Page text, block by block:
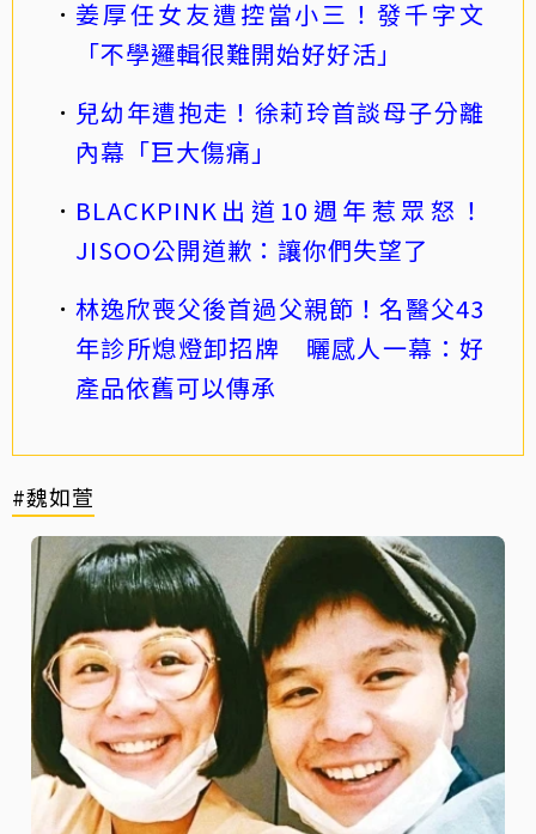
姜厚任女友遭控當小三！發千字文
「不學邏輯很難開始好好活」
兒幼年遭抱走！徐莉玲首談母子分離
內幕「巨大傷痛」
BLACKPINK出道10週年惹眾怒！
JISOO公開道歉：讓你們失望了
林逸欣喪父後首過父親節！名醫父43
年診所熄燈卸招牌 曬感人一幕：好
產品依舊可以傳承
#魏如萱